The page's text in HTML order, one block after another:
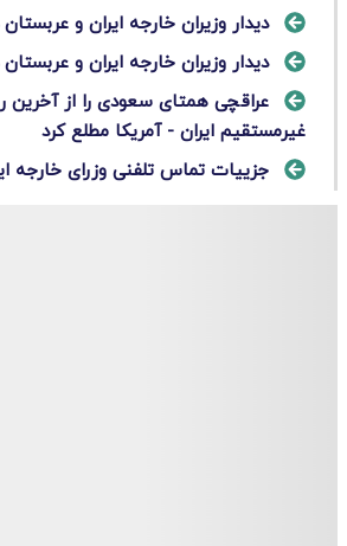
دیدار وزیران خارجه ایران و
دیدار وزیران خارجه ایران و
عراقچی همتای سعودی را از آخرین
غیرمستقیم ایران - آمریکا مطلع کرد
جزییات تماس تلفنی وزرای خارجه